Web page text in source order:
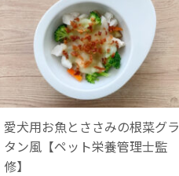
愛犬用お魚とささみの根菜グラ
タン風【ペット栄養管理士監
修】